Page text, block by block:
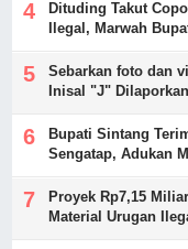
Dituding Takut
Ilegal, Marwah
Sebarkan foto dan
Inisal "J"
Bupati Sintang
Sengatap, Adukan
Proyek Rp7,15
Material Urugan